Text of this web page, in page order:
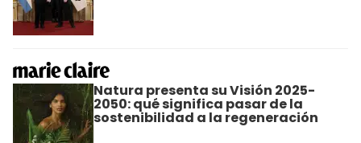
Natura presenta su Visión 2025-
2050: qué significa pasar de la
sostenibilidad a la regeneración